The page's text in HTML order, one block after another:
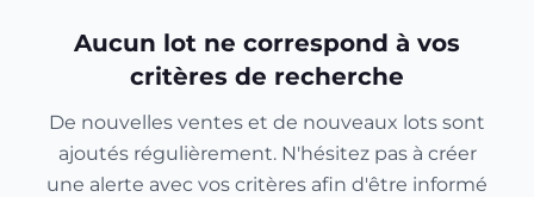
Aucun lot ne correspond à vos
critères de recherche
De nouvelles ventes et de nouveaux lots sont
ajoutés régulièrement. N'hésitez pas à créer
une alerte avec vos critères afin d'être informé